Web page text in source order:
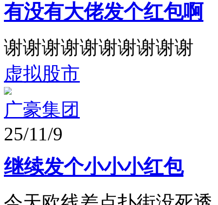
有没有大佬发个红包啊
谢谢谢谢谢谢谢谢谢谢
虚拟股市
广豪集团
25/11/9
继续发个小小小红包